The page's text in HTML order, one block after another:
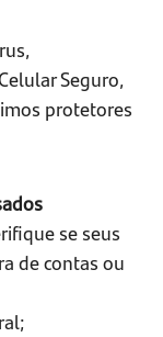
Seguro,
protetores
se seus
de contas ou